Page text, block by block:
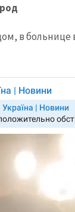
в больнице